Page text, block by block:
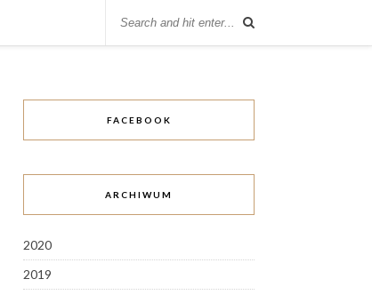
FACEBOOK
ARCHIWUM
2020
2019